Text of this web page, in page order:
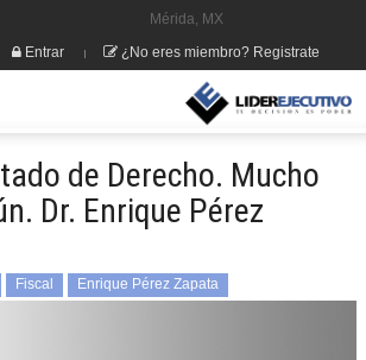
Mérida, MX
Entrar
¿No eres miembro? Registrate
de Derecho. Mucho
Dr. Enrique Pérez
Fiscal Enrique Pérez Zapata